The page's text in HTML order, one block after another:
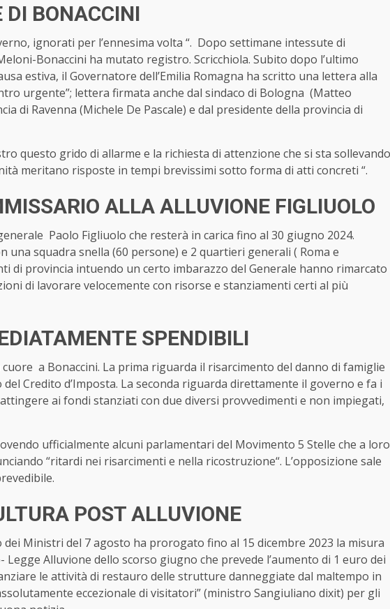
DI BONACCINI
ignorati per l’ennesima volta “. Dopo settimane intessute di
Bonaccini ha mutato registro. Scricchiola. Subito dopo l’ultimo
estiva, il Governatore dell’Emilia Romagna ha scritto una lettera alla
urgente”; lettera firmata anche dal sindaco di Bologna (Matteo
di Ravenna (Michele De Pascale) e dal presidente della provincia di
questo grido di allarme e la richiesta di attenzione che si sta sollevando
meritano risposte in tempi brevissimi sotto forma di atti concreti “.
ALLA ALLUVIONE FIGLIUOLO
Paolo Figliuolo che resterà in carica fino al 30 giugno 2024.
una squadra snella (60 persone) e 2 quartieri generali ( Roma e
di provincia intuendo un certo imbarazzo del Generale hanno rimarcato
di lavorare velocemente con risorse e stanziamenti certi al più
SPENDIBILI
a Bonaccini. La prima riguarda il risarcimento del danno di famiglie
Credito d’Imposta. La seconda riguarda direttamente il governo e fa i
attingere ai fondi stanziati con due diversi provvedimenti e non impiegati,
ufficialmente alcuni parlamentari del Movimento 5 Stelle che a loro
“ritardi nei risarcimenti e nella ricostruzione“. L’opposizione sale
POST ALLUVIONE
dei Ministri del 7 agosto ha prorogato fino al 15 dicembre 2023 la misura
Alluvione dello scorso giugno che prevede l’aumento di 1 euro dei
le attività di restauro delle strutture danneggiate dal maltempo in
eccezionale di visitatori” (ministro Sangiuliano dixit) per gli